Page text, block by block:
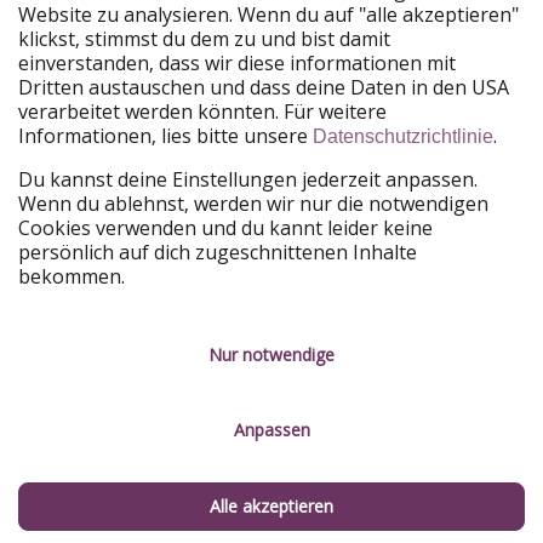
Unsere Märkte
PiratinViaggio
HolidayPirates
VakantiePiraten
WakacyjniPiraci
VoyagesPirates
Ferienpiraten
Urlaubspiraten
ViajerosPiratas
Unsere Gruppe
HolidayPirates Group
Lerne uns kennen
Nachhaltigkeit
Service-Kontrolle
Website zu analysieren. Wenn du auf "alle akzeptieren"
klickst, stimmst du dem zu und bist damit
einverstanden, dass wir diese informationen mit
Dritten austauschen und dass deine Daten in den USA
verarbeitet werden könnten. Für weitere
Informationen, lies bitte unsere Datenschutzrichtlinie.
Du kannst deine Einstellungen jederzeit anpassen.
Wenn du ablehnst, werden wir nur die notwendigen
Cookies verwenden und du kannt leider keine
persönlich auf dich zugeschnittenen Inhalte
bekommen.
Nur notwendige
Anpassen
Alle akzeptieren